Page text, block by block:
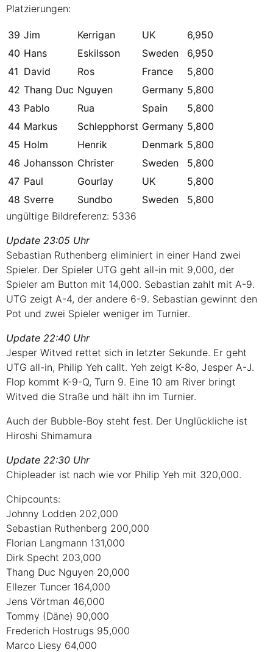
Platzierungen:
39 Jim Kerrigan UK
6,950
40 Hans Eskilsson Sweden
6,950
41 David Ros France
5,800
42 Thang Duc Nguyen Germany 5,800
43 Pablo Rua Spain
5,800
44 Markus Schlepphorst Germany 5,800
45 Holm Henrik Denmark 5,800
46 Johansson Christer Sweden
5,800
47 Paul Gourlay UK
5,800
48 Sverre Sundbo Sweden
5,800
ungültige Bildreferenz: 5336
Update 23:05 Uhr
Sebastian Ruthenberg eliminiert in einer Hand zwei
Spieler. Der Spieler UTG geht all-in mit 9,000, der
Spieler am Button mit 14,000. Sebastian zahlt mit A-9.
UTG zeigt A-4, der andere 6-9. Sebastian gewinnt den
Pot und zwei Spieler weniger im Turnier.
Update 22:40 Uhr
Jesper Witved rettet sich in letzter Sekunde. Er geht
UTG all-in, Philip Yeh callt. Yeh zeigt K-8o, Jesper A-J.
Flop kommt K-9-Q, Turn 9. Eine 10 am River bringt
Witved die Straße und hält ihn im Turnier.
Auch der Bubble-Boy steht fest. Der Unglückliche ist
Hiroshi Shimamura
Update 22:30 Uhr
Chipleader ist nach wie vor Philip Yeh mit 320,000.
Chipcounts:
Johnny Lodden 202,000
Sebastian Ruthenberg 200,000
Florian Langmann 131,000
Dirk Specht 203,000
Thang Duc Nguyen 20,000
Ellezer Tuncer 164,000
Jens Vörtman 46,000
Tommy (Däne) 90,000
Frederich Hostrugs 95,000
Marco Liesy 64,000